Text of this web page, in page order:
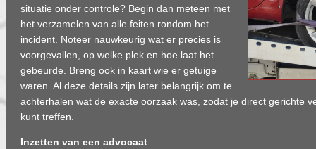
situatie onder controle? Begin dan meteen met
het verzamelen van alle feiten rondom het
incident. Noteer nauwkeurig wat er precies is
voorgevallen, op welke plek en hoe laat het
gebeurde. Breng ook in kaart wie er getuige
waren. Al deze details zijn later belangrijk om te
achterhalen wat de exacte oorzaak was, zodat je direct gerichte
kunt treffen.
Inzetten van een advocaat